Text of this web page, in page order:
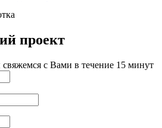
проект
с Вами в течение 15 минут